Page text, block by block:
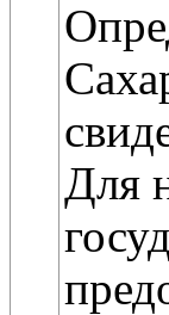
Для